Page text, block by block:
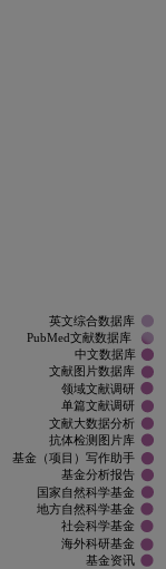
英文综合数据库
PubMed文献数据库
中文数据库
文献图片数据库
领域文献调研
单篇文献调研
文献大数据分析
抗体检测图片库
基金（项目）写作助手
基金分析报告
国家自然科学基金
地方自然科学基金
社会科学基金
海外科研基金
基金资讯